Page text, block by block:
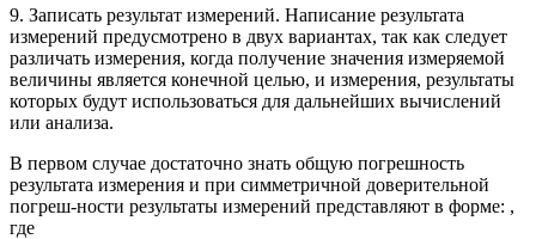
9. Записать результат измерений. Написание результата
измерений предусмотрено в двух вариантах, так как следует
различать измерения, когда получение значения измеряемой
величины является конечной целью, и измерения, результаты
которых будут использоваться для дальнейших вычислений
или анализа.
В первом случае достаточно знать общую погрешность
результата измерения и при симметричной доверительной
погреш-ности результаты измерений представляют в форме: ,
где